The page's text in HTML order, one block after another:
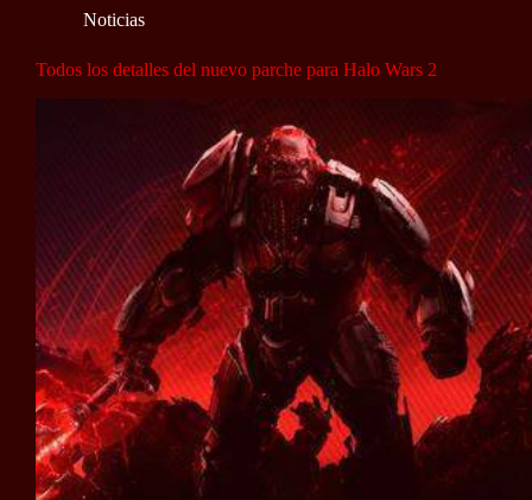
Noticias
Todos los detalles del nuevo parche para Halo Wars 2